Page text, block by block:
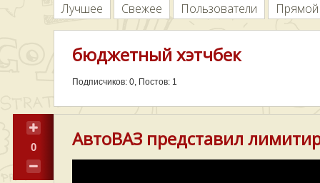
Лучшее Свежее Пользователи
бюджетный хэтчбек
Подписчиков: 0, Постов: 1
0 АвтоВАЗ представил